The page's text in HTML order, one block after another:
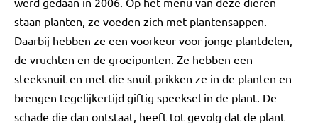
staan planten, ze voeden zich met plantensappen.
Daarbij hebben ze een voorkeur voor jonge plantdelen,
de vruchten en de groeipunten. Ze hebben een
steeksnuit en met die snuit prikken ze in de planten en
brengen tegelijkertijd giftig speeksel in de plant. De
schade die dan ontstaat, heeft tot gevolg dat de plant